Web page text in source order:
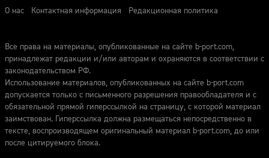
О нас
Контактная информация Редакционная политика
Все права на материалы, опубликованные на сайте b-port.com,
принадлежат редакции и/или авторам и охраняются в соответствии с
законодательством РФ.
Использование материалов, опубликованных на сайте b-port.com
допускается только с письменного разрешения правообладателя и с
обязательной прямой гиперссылкой на страницу, с которой материал
заимствован. Гиперссылка должна размещаться непосредственно в
тексте, воспроизводящем оригинальный материал b-port.com, до или
после цитируемого блока.